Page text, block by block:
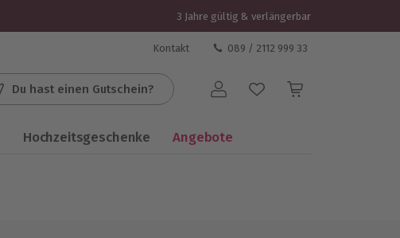
3 Jahre gültig & verlängerbar
Kontakt 089 / 2112 999 33
Du hast einen Gutschein? Benutzerkonto
Hochzeitsgeschenke Angebote